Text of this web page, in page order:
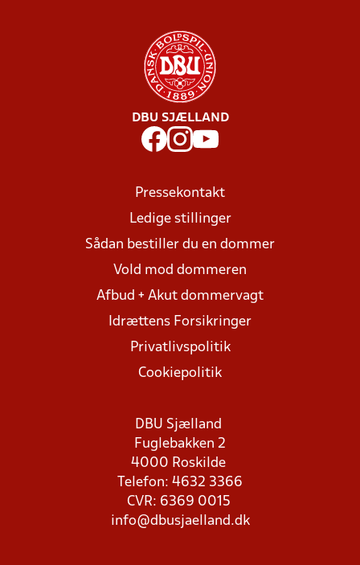
DBU SJÆLLAND
Pressekontakt
Ledige stillinger
Sådan bestiller du en dommer
Vold mod dommeren
Afbud + Akut dommervagt
Idrættens Forsikringer
Privatlivspolitik
Cookiepolitik
DBU Sjælland
Fuglebakken 2
4000 Roskilde
Telefon: 4632 3366
CVR: 6369 0015
info@dbusjaelland.dk